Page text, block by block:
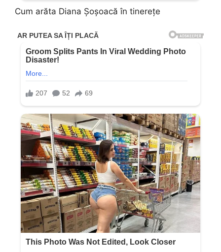
Cum arăta Diana Șoșoacă în tinerețe